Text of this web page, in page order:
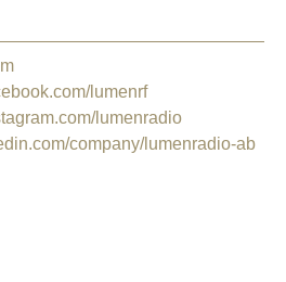
lumenrf
lumenradio
company/lumenradio-ab